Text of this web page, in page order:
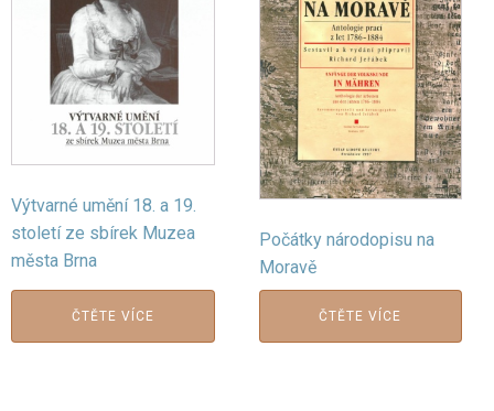
Výtvarné umění 18. a 19.
století ze sbírek Muzea
města Brna
ČTĚTE VÍCE
Počátky národopisu na
Moravě
ČTĚTE VÍCE